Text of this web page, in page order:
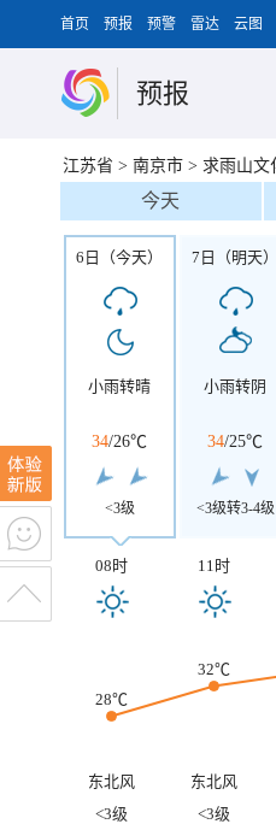
首页 预报 预警 雷达 云图
预报
江苏省 > 南京市 > 求雨山文
今天
6日（今天）
小雨转晴
34/26℃
<3级
7日（明天）
小雨转阴
34/25℃
<3级转3-4级
08时 11时
28℃
32℃
东北风 东北风
<3级
<3级